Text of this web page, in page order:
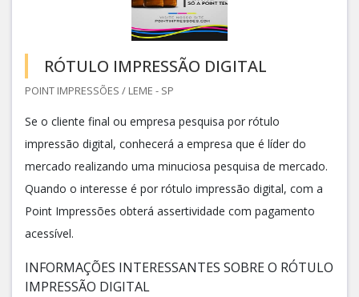
RÓTULO IMPRESSÃO DIGITAL
POINT IMPRESSÕES / LEME - SP
Se o cliente final ou empresa pesquisa por rótulo
impressão digital, conhecerá a empresa que é líder do
mercado realizando uma minuciosa pesquisa de mercado.
Quando o interesse é por rótulo impressão digital, com a
Point Impressões obterá assertividade com pagamento
acessível.
INFORMAÇÕES INTERESSANTES SOBRE O RÓTULO
IMPRESSÃO DIGITAL